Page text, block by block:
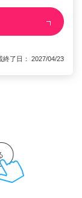
了日： 2027/04/23